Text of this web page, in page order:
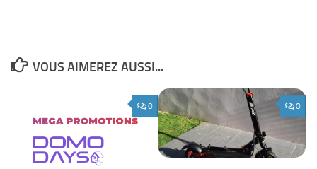
VOUS AIMEREZ AUSSI...
0 0